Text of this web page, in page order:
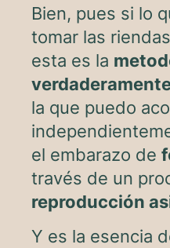
Bien, pues si lo
tomar las
esta es la
la que puedo
el embarazo de
través de un
reproducción
Y es la esencia